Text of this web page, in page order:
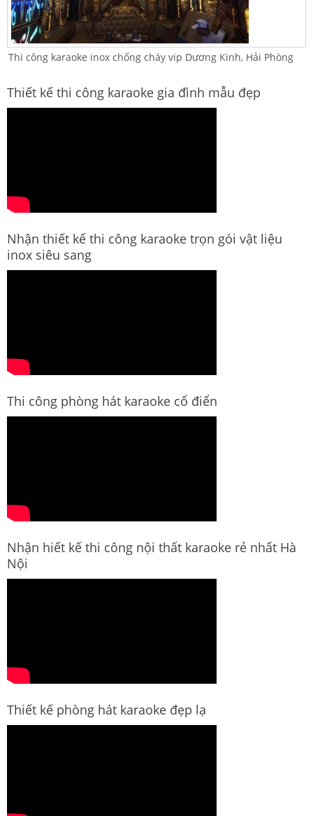
Thi công karaoke inox chống cháy vip Dương Kinh, Hải Phòng
Thiết kế thi công karaoke gia đình mẫu đẹp
Nhận thiết kế thi công karaoke trọn gói vật liệu
inox siêu sang
Thi công phòng hát karaoke cổ điển
Nhận hiết kế thi công nội thất karaoke rẻ nhất Hà
Nội
Thiết kế phòng hát karaoke đẹp lạ